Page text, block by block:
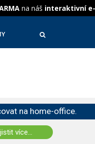
na náš interaktivní
na home-office.
více...